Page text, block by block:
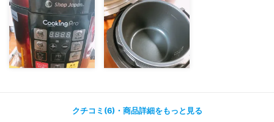
クチコミ(6)・商品詳細をもっと見る